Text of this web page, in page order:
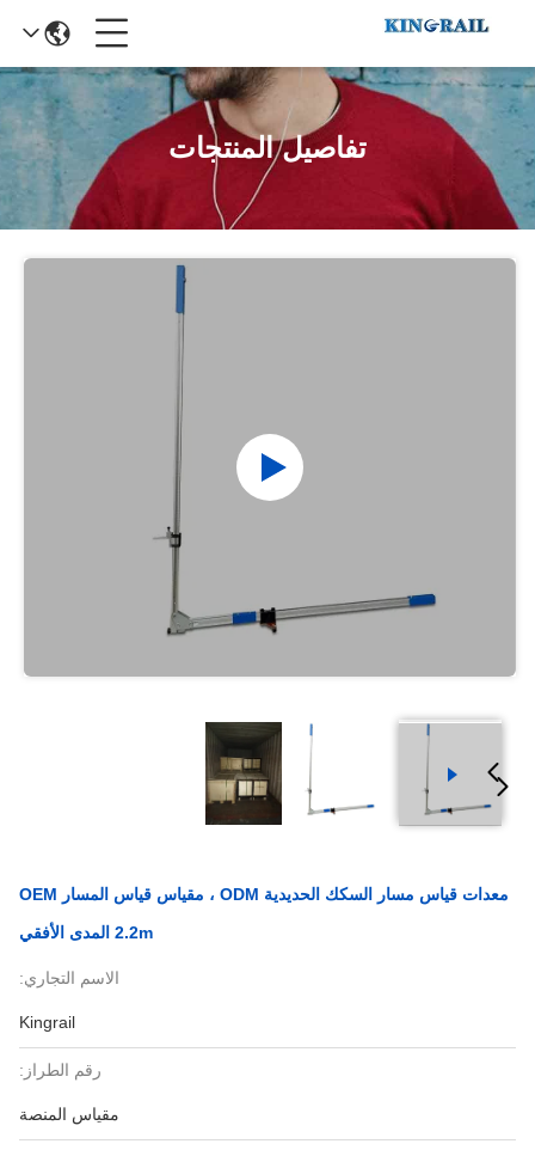
تفاصيل المنتجات
معدات قياس مسار السكك الحديدية ODM ، مقياس قياس المسار OEM
2.2m المدى الأفقي
الاسم التجاري:
Kingrail
رقم الطراز:
مقياس المنصة